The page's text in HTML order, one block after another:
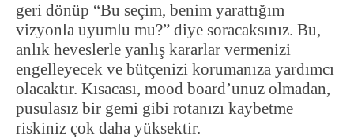
geri dönüp “Bu seçim, benim yarattığım
vizyonla uyumlu mu?” diye soracaksınız. Bu,
anlık heveslerle yanlış kararlar vermenizi
engelleyecek ve bütçenizi korumanıza yardımcı
olacaktır. Kısacası, mood board’unuz olmadan,
pusulasız bir gemi gibi rotanızı kaybetme
riskiniz çok daha yüksektir.